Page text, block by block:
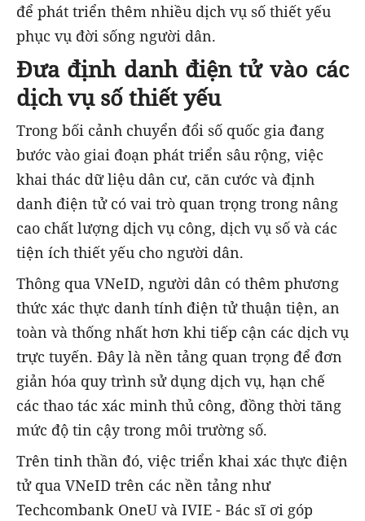
để phát triển thêm nhiều dịch vụ số thiết yếu
phục vụ đời sống người dân.
Đưa định danh điện tử vào các
dịch vụ số thiết yếu
Trong bối cảnh chuyển đổi số quốc gia đang
bước vào giai đoạn phát triển sâu rộng, việc
khai thác dữ liệu dân cư, căn cước và định
danh điện tử có vai trò quan trọng trong nâng
cao chất lượng dịch vụ công, dịch vụ số và các
tiện ích thiết yếu cho người dân.
Thông qua VNeID, người dân có thêm phương
thức xác thực danh tính điện tử thuận tiện, an
toàn và thống nhất hơn khi tiếp cận các dịch vụ
trực tuyến. Đây là nền tảng quan trọng để đơn
giản hóa quy trình sử dụng dịch vụ, hạn chế
các thao tác xác minh thủ công, đồng thời tăng
mức độ tin cậy trong môi trường số.
Trên tinh thần đó, việc triển khai xác thực điện
tử qua VNeID trên các nền tảng như
Techcombank OneU và IVIE - Bác sĩ ơi góp